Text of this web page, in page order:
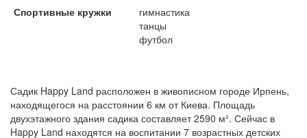
Спортивные кружки
гимнастика
танцы
футбол
Садик Happy Land расположен в живописном городе Ирпень,
находящегося на расстоянии 6 км от Киева. Площадь
двухэтажного здания садика составляет 2590 м². Сейчас в
Happy Land находятся на воспитании 7 возрастных детских